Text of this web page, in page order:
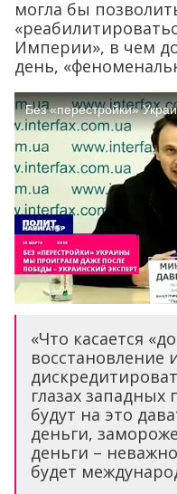
могла бы
Империи», в чем
день,
«Что касается
восстановление
глазах
будут на это
деньги,
деньги –
будет